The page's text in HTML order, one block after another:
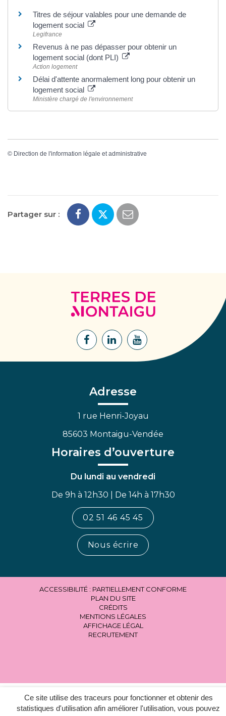
Ce site utilise des traceurs pour fonctionner et obtenir des
statistiques d'utilisation afin améliorer l'utilisation, vous pouvez
Titres de séjour valables pour une demande de
logement social
Legifrance
Revenus à ne pas dépasser pour obtenir un
logement social (dont PLI)
Action logement
Délai d'attente anormalement long pour obtenir un
logement social
Ministère chargé de l'environnement
© Direction de l'information légale et administrative
Partager sur :
Terres
de
Montaigu
Lien
Facebook
Lien
Lien
Adresse
1 rue Henri-Joyau
85603 Montaigu-Vendée
Horaires d’ouverture
Du lundi au vendredi
De 9h à 12h30 | De 14h à 17h30
02 51 46 45 45
Nous écrire
ACCESSIBILITÉ : PARTIELLEMENT CONFORME
PLAN DU SITE
CRÉDITS
MENTIONS LÉGALES
AFFICHAGE LÉGAL
RECRUTEMENT